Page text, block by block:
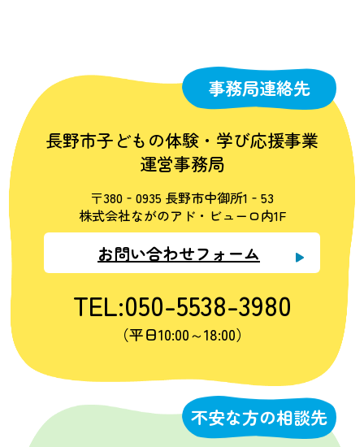
事務局連絡先
長野市子どもの体験・学び応援事業
運営事務局
〒380‐0935 長野市中御所1‐53
株式会社ながのアド・ビューロ内1F
お問い合わせフォーム
TEL:050-5538-3980
（平日10:00～18:00）
不安な方の相談先